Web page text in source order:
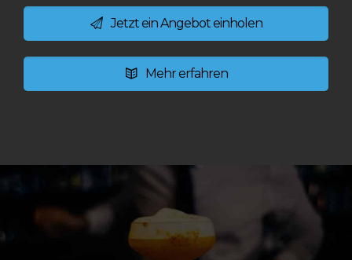
Jetzt ein Angebot einholen
Mehr erfahren